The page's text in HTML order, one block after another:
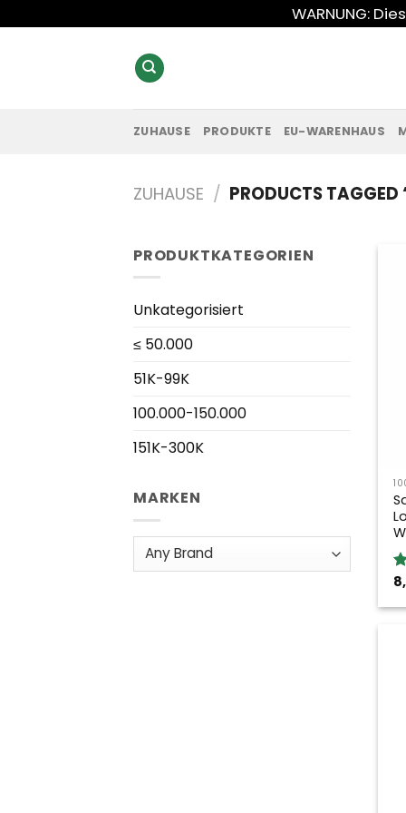
Inhalt
WARNUNG:
ZUHAUSE PRODUKTE EU-WARENHAUS
ZUHAUSE / PRODUCTS TAGGED
PRODUKTKATEGORIEN
Unkategorisiert
≤ 50.000
51K-99K
100.000-150.000
151K-300K
MARKEN